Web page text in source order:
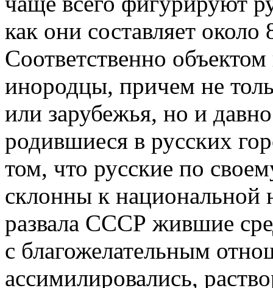
как они составляет
Соответственно
инородцы, причем не
или зарубежья, но и
родившиеся в русских
том, что русские по
склонны к национальной
развала СССР жившие
с благожелательным
ассимилировались,